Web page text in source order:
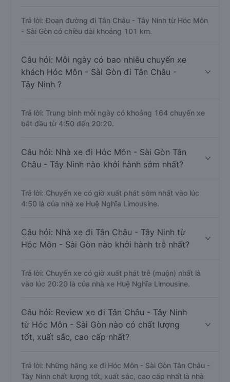
Trả lời: Đoạn đường đi Tân Châu - Tây Ninh từ Hóc Môn
- Sài Gòn có chiều dài khoảng 101 km.
Câu hỏi: Mỗi ngày có bao nhiêu chuyến xe
khách Hóc Môn - Sài Gòn đi Tân Châu -
Tây Ninh ?
Trả lời: Trung bình mỗi ngày có khoảng 164 chuyến xe
bắt đầu từ 4:50 đến 20:20.
Câu hỏi: Nhà xe đi Hóc Môn - Sài Gòn Tân
Châu - Tây Ninh nào khởi hành sớm nhất?
Trả lời: Chuyến xe có giờ xuất phát sớm nhất vào lúc
4:50 là của nhà xe Huệ Nghĩa Limousine.
Câu hỏi: Nhà xe đi Tân Châu - Tây Ninh từ
Hóc Môn - Sài Gòn nào khởi hành trễ nhất?
Trả lời: Chuyến xe có giờ xuất phát trễ (muộn) nhất là
vào lúc 20:20 là của nhà xe Huệ Nghĩa Limousine.
Câu hỏi: Review xe đi Tân Châu - Tây Ninh
từ Hóc Môn - Sài Gòn nào có chất lượng
tốt, xuất sắc, cao cấp nhất?
Trả lời: Những hãng xe đi Hóc Môn - Sài Gòn Tân Châu -
Tây Ninh chất lượng tốt, xuất sắc, cao cấp nhất là nhà